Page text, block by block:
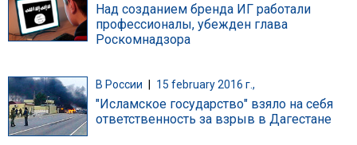
Над созданием бренда ИГ работали
профессионалы, убежден глава
Роскомнадзора
В России 15 february 2016 г.,
"Исламское государство" взяло на себя
ответственность за взрыв в Дагестане